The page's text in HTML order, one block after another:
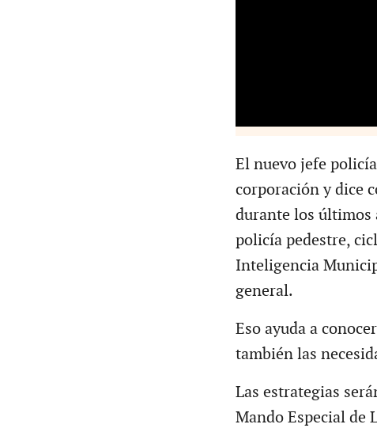
El nuevo jefe
corporación y dice
durante los últimos
policía pedestre,
Inteligencia
general.
Eso ayuda a
también las
Las estrategias
Mando Especial de